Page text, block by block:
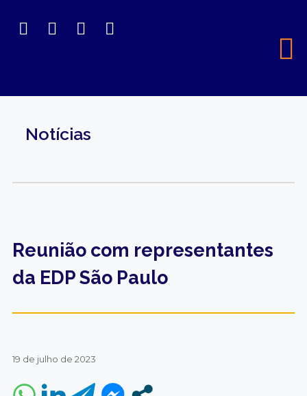
Notícias
Reunião com representantes
da EDP São Paulo
19 de julho de 2023